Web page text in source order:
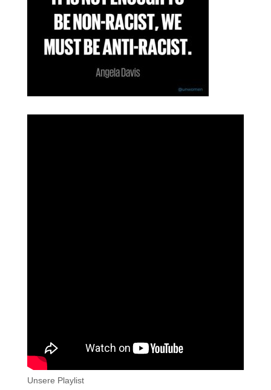
Unsere Playlist